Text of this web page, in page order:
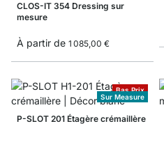
CLOS-IT 354 Dressing sur
mesure
À partir de 1 085,00 €
Bas Prix
Sur Measure
P-SLOT 201 Étagère crémaillère